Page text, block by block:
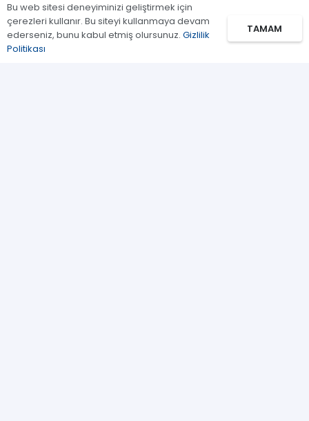
Gaz Kromatografi
Standartlar/Reaktifler
Bu web sitesi deneyiminizi geliştirmek için
çerezleri kullanır. Bu siteyi kullanmaya devam
ederseniz, bunu kabul etmiş olursunuz. Gizlilik
Politikası
TAMAM